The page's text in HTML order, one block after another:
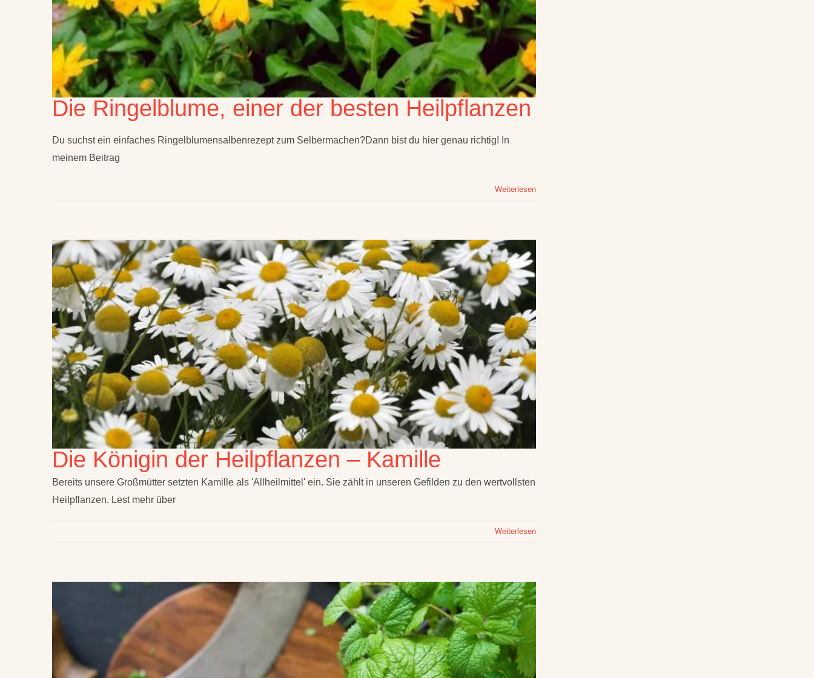
Die Ringelblume, einer der besten Heilpflanzen
Du suchst ein einfaches Ringelblumensalbenrezept zum Selbermachen?Dann bist du hier genau richtig! In
meinem Beitrag
Weiterlesen
Die Königin der Heilpflanzen – Kamille
Bereits unsere Großmütter setzten Kamille als 'Allheilmittel' ein. Sie zählt in unseren Gefilden zu den wertvollsten
Heilpflanzen. Lest mehr über
Weiterlesen